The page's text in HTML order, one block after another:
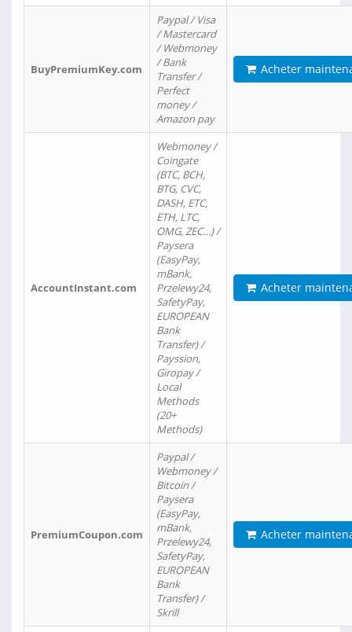
BuyPremiumKey.com
Paypal / Visa
/ Mastercard
/ Webmoney
/ Bank
Transfer /
Perfect
money /
Amazon pay
Acheter
AccountInstant.com
Webmoney /
Coingate
(BTC, BCH,
BTG, CVC,
DASH, ETC,
ETH, LTC,
OMG, ZEC…) /
Paysera
(EasyPay,
mBank,
Przelewy24,
SafetyPay,
EUROPEAN
Bank
Transfer) /
Payssion,
Giropay /
Local
Methods
(20+
Methods)
Acheter
PremiumCoupon.com
Paypal /
Webmoney /
Bitcoin /
Paysera
(EasyPay,
mBank,
Przelewy24,
SafetyPay,
EUROPEAN
Bank
Transfer) /
Skrill
Acheter